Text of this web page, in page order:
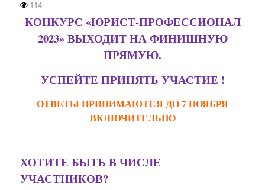
114
КОНКУРС «ЮРИСТ-ПРОФЕССИОНАЛ
2023» ВЫХОДИТ НА ФИНИШНУЮ
ПРЯМУЮ.
УСПЕЙТЕ ПРИНЯТЬ УЧАСТИЕ !
ОТВЕТЫ ПРИНИМАЮТСЯ ДО 7 НОЯБРЯ
ВКЛЮЧИТЕЛЬНО
ХОТИТЕ БЫТЬ В ЧИСЛЕ
УЧАСТНИКОВ?